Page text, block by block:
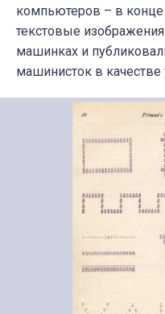
компьютеров – в
текстовые
машинках и
машинисток в качестве